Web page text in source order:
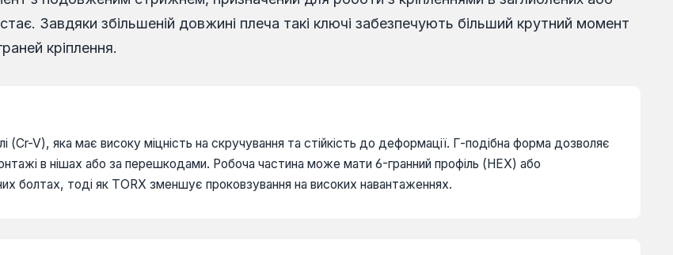
Завдяки збільшеній довжині плеча такі ключі забезпечують більший крутний момент
кріплення.
(Cr-V), яка має високу міцність на скручування та стійкість до деформації. Г-подібна форма дозволяє
в нішах або за перешкодами. Робоча частина може мати 6-гранний профіль (HEX) або
болтах, тоді як TORX зменшує проковзування на високих навантаженнях.